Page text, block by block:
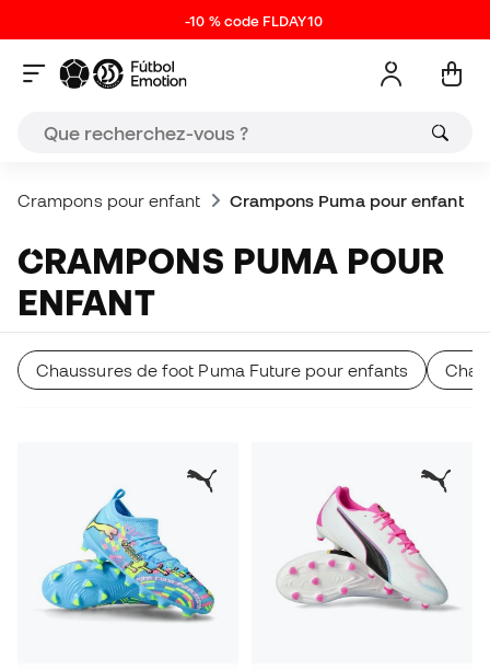
-10 % code FLDAY10
Crampons pour enfant Crampons Puma pour enfant
CRAMPONS PUMA POUR
ENFANT
Chaussures de foot Puma Future pour enfants